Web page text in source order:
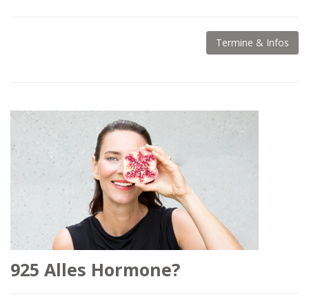
Termine & Infos
925 Alles Hormone?